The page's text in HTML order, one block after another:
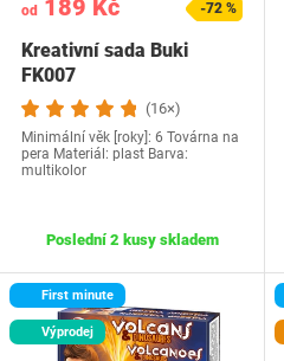
od 189 Kč -72 %
Kreativní sada Buki
FK007
(16×)
Minimální věk [roky]: 6 Továrna na
pera Materiál: plast Barva:
multikolor
Poslední 2 kusy skladem
First minute
Výprodej